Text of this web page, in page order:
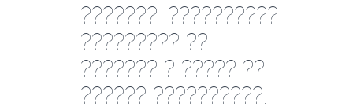
???????-??????????
????????? ??
??????? ? ????? ??
?????? ??????????.